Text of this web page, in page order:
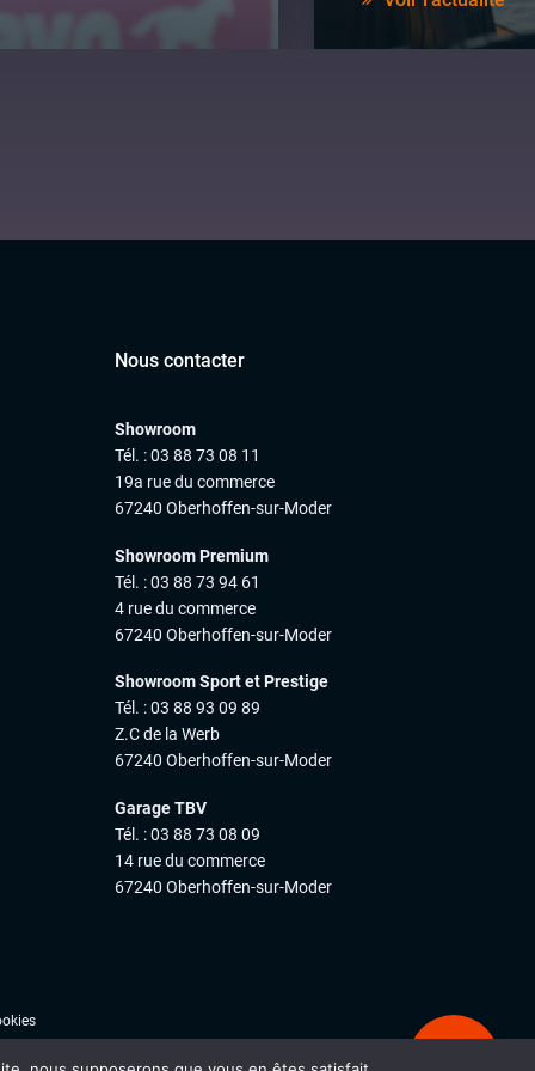
Nous contacter
Showroom
Tél. : 03 88 73 08 11
19a rue du commerce
67240 Oberhoffen-sur-Moder
Showroom Premium
Tél. : 03 88 73 94 61
4 rue du commerce
67240 Oberhoffen-sur-Moder
Showroom Sport et Prestige
Tél. : 03 88 93 09 89
Z.C de la Werb
67240 Oberhoffen-sur-Moder
Garage TBV
Tél. : 03 88 73 08 09
14 rue du commerce
67240 Oberhoffen-sur-Moder